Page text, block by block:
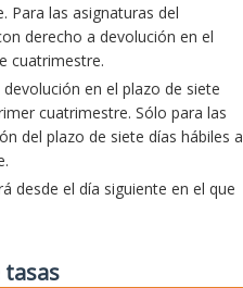
Para las asignaturas del
derecho a devolución en el
cuatrimestre.
en el plazo de siete
cuatrimestre. Sólo para las
del plazo de siete días hábiles a
desde el día siguiente en el que